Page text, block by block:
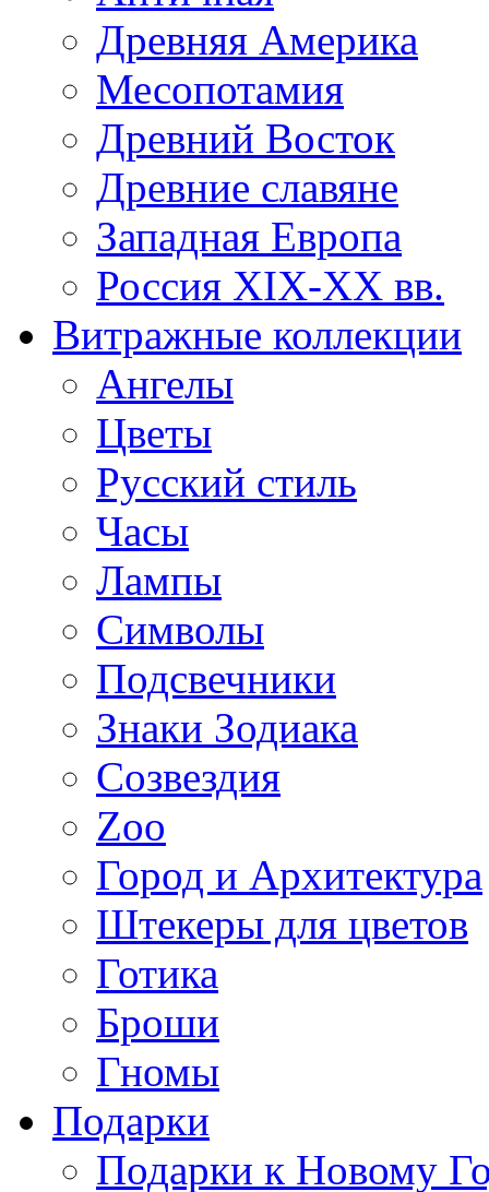
Древняя Америка
Месопотамия
Древний Восток
Древние славяне
Западная Европа
Россия XIX-XX вв.
Витражные коллекции
Ангелы
Цветы
Русский стиль
Часы
Лампы
Символы
Подсвечники
Знаки Зодиака
Созвездия
Zoo
Город и Архитектура
Штекеры для цветов
Готика
Броши
Гномы
Подарки
Подарки к Новому